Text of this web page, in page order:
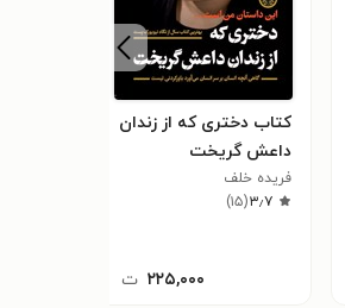
کتاب دختری که از زندان
داعش گریخت
فریده خلف
۳٫۷(۱۵)
۲۲۵,۰۰۰ ت